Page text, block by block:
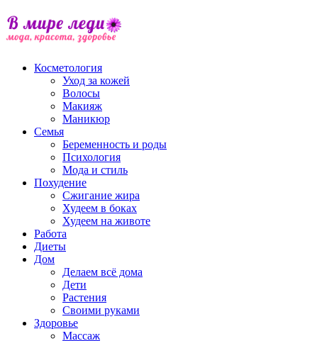
Косметология
Уход за кожей
Волосы
Макияж
Маникюр
Семья
Беременность и роды
Психология
Мода и стиль
Похудение
Сжигание жира
Худеем в боках
Худеем на животе
Работа
Диеты
Дом
Делаем всё дома
Дети
Растения
Своими руками
Здоровье
Массаж